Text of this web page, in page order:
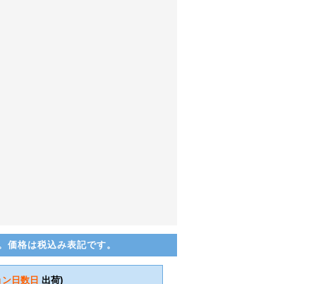
格は税込み表記です。
ン日数 日 出荷)